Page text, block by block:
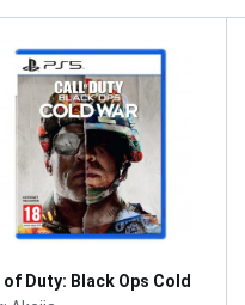
of Duty: Black Ops Cold